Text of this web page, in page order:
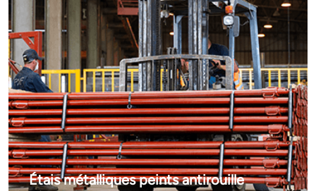
Étais métalliques peints antirouille